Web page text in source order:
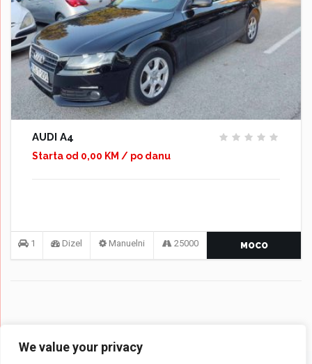
We value your privacy
AUDI A4
Starta od 0,00 KM / po danu
1 Dizel Manuelni 25000 MOCO